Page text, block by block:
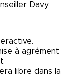
Davy
à agrément
libre dans la